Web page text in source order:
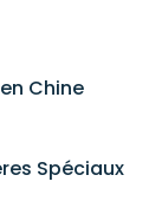
Chine
Spéciaux